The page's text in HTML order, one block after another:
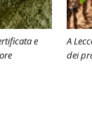
e
A
dei